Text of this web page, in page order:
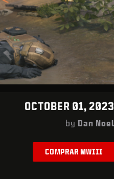
OCTOBER 01, 2023
by Dan Noel
COMPRAR MWIII